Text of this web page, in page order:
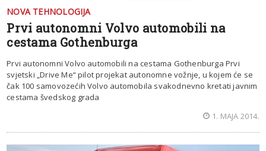
NOVA TEHNOLOGIJA
Prvi autonomni Volvo automobili na
cestama Gothenburga
Prvi autonomni Volvo automobili na cestama Gothenburga Prvi
svjetski „Drive Me“ pilot projekat autonomne vožnje, u kojem će se
čak 100 samovozećih Volvo automobila svakodnevno kretati javnim
cestama švedskog grada
1. MAJA 2014.